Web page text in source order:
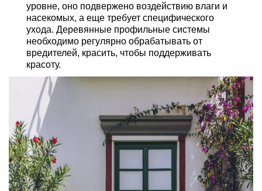
уровне, оно подвержено воздействию влаги и
насекомых, а еще требует специфического
ухода. Деревянные профильные системы
необходимо регулярно обрабатывать от
вредителей, красить, чтобы поддерживать
красоту.